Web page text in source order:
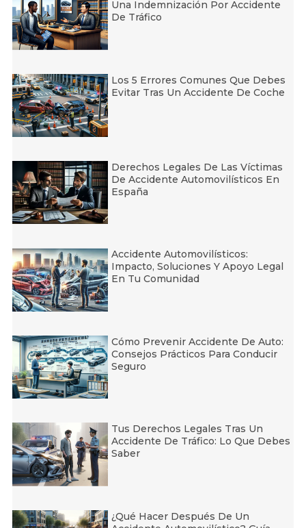
Una Indemnización Por Accidente
De Tráfico
Los 5 Errores Comunes Que Debes
Evitar Tras Un Accidente De Coche
Derechos Legales De Las Víctimas
De Accidente Automovilísticos En
España
Accidente Automovilísticos:
Impacto, Soluciones Y Apoyo Legal
En Tu Comunidad
Cómo Prevenir Accidente De Auto:
Consejos Prácticos Para Conducir
Seguro
Tus Derechos Legales Tras Un
Accidente De Tráfico: Lo Que Debes
Saber
¿Qué Hacer Después De Un